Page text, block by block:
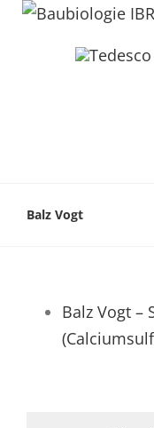
Balz Vogt
Balz Vogt –